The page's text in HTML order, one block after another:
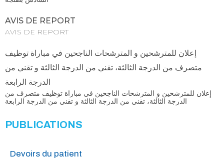
AVIS DE REPORT
AVIS DE REPORT
إعلان للمترشحين و المترشحات الناجحين في مباراة توظيف
متصرف من الدرجة الثالثة، تقني من الدرجة الثالثة و تقني من
الدرجة الرابعة
إعلان للمترشحين و المترشحات الناجحين في مباراة توظيف متصرف من
الدرجة الثالثة، تقني من الدرجة الثالثة و تقني من الدرجة الرابعة
PUBLICATIONS
Devoirs du patient